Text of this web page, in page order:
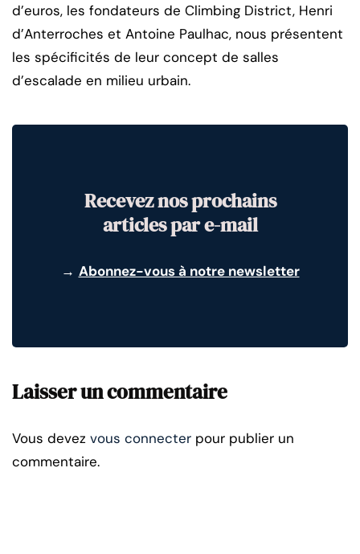
d’euros, les fondateurs de Climbing District, Henri
d’Anterroches et Antoine Paulhac, nous présentent
les spécificités de leur concept de salles
d’escalade en milieu urbain.
Recevez nos prochains
articles par e-mail
→ Abonnez-vous à notre newsletter
Laisser un commentaire
Vous devez vous connecter pour publier un
commentaire.